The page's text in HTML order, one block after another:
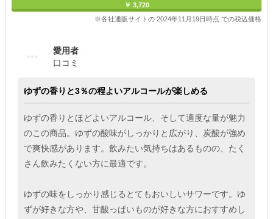
￥ 3,720
※各社通販サイトの 2024年11月19日時点 での税込価格
愛用者
口コミ
ゆずの香りと3％の程よいアルコールが楽しめる
ゆずの香りとほどよいアルコール、そして適度な量が魅力
のこの商品。ゆずの酸味がしっかりと広がり、炭酸が強め
で爽快感があります。飲みたい気持ちはあるものの、たく
さん飲みたくない方に最適です。
ゆずの味をしっかり感じるとてもおいしいサワーです。ゆ
ずが好きな方や、甘酸っぱいものが好きな方におすすめし